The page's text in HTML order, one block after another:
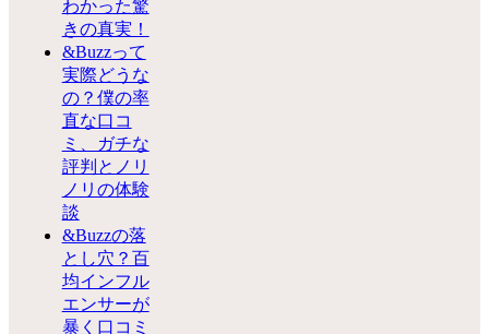
わかった驚
きの真実！
&Buzzって
実際どうな
の？僕の率
直な口コ
ミ、ガチな
評判とノリ
ノリの体験
談
&Buzzの落
とし穴？百
均インフル
エンサーが
暴く口コミ